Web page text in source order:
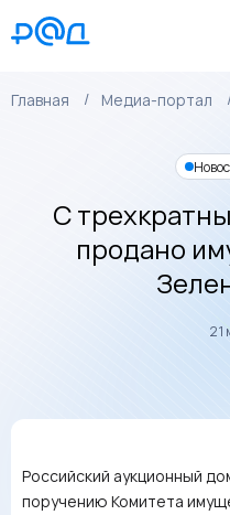
Главная Медиа-портал
С
продано
21
Российский аукционный
поручению Комитета